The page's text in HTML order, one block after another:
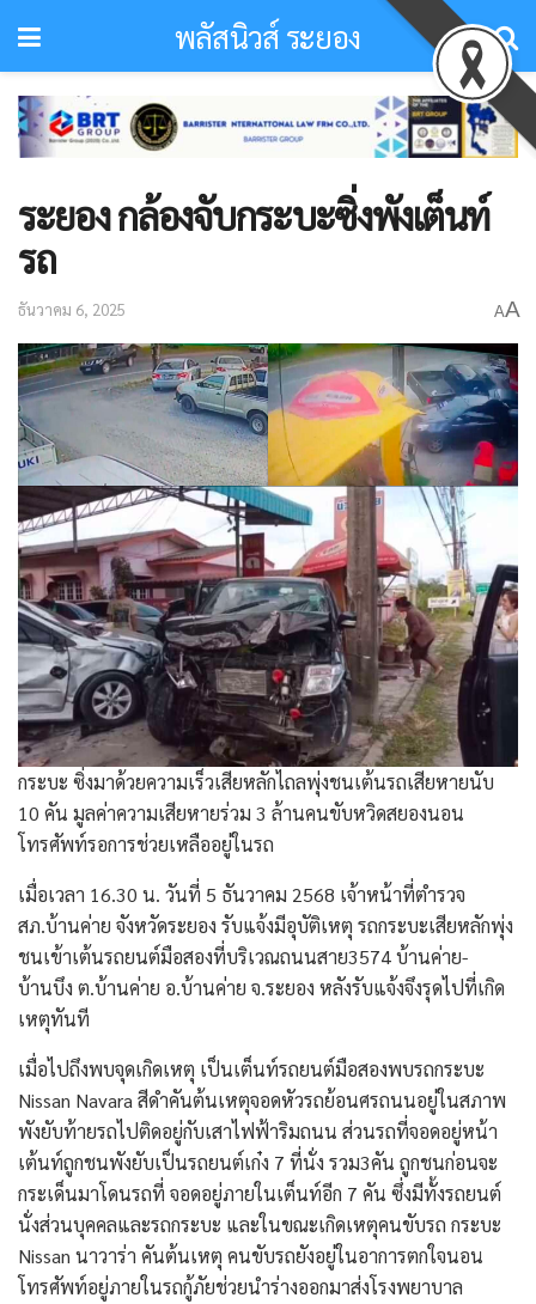
พลัสนิวส์ ระยอง
ระยอง กล้องจับกระบะซิ่งพังเต็นท์
รถ
ธันวาคม 6, 2025 AA
กระบะ ซิ่งมาด้วยความเร็วเสียหลักไถลพุ่งชนเต้นรถเสียหายนับ
10 คัน มูลค่าความเสียหายร่วม 3 ล้านคนขับหวิดสยองนอน
โทรศัพท์รอการช่วยเหลืออยู่ในรถ
เมื่อเวลา 16.30 น. วันที่ 5 ธันวาคม 2568 เจ้าหน้าที่ตำรวจ
สภ.บ้านค่าย จังหวัดระยอง รับแจ้งมีอุบัติเหตุ รถกระบะเสียหลักพุ่ง
ชนเข้าเต้นรถยนต์มือสองที่บริเวณถนนสาย3574 บ้านค่าย-
บ้านบึง ต.บ้านค่าย อ.บ้านค่าย จ.ระยอง หลังรับแจ้งจึงรุดไปที่เกิด
เหตุทันที
เมื่อไปถึงพบจุดเกิดเหตุ เป็นเต็นท์รถยนต์มือสองพบรถกระบะ
Nissan Navara สีดำคันต้นเหตุจอดหัวรถย้อนศรถนนอยู่ในสภาพ
พังยับท้ายรถไปติดอยู่กับเสาไฟฟ้าริมถนน ส่วนรถที่จอดอยู่หน้า
เต้นท์ถูกชนพังยับเป็นรถยนต์เก๋ง 7 ที่นั่ง รวม3คัน ถูกชนก่อนจะ
กระเด็นมาโดนรถที่ จอดอยู่ภายในเต็นท์อีก 7 คัน ซึ่งมีทั้งรถยนต์
นั่งส่วนบุคคลและรถกระบะ และในขณะเกิดเหตุคนขับรถ กระบะ
Nissan นาวาร่า คันต้นเหตุ คนขับรถยังอยู่ในอาการตกใจนอน
โทรศัพท์อยู่ภายในรถกู้ภัยช่วยนำร่างออกมาส่งโรงพยาบาล